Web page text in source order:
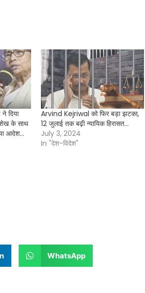
ने दिया
शेख के साथ
आदेश…
Arvind Kejriwal को फिर बड़ा झटका,
12 जुलाई तक बढ़ी न्यायिक हिरासत…
July 3, 2024
In "देश-विदेश"
WhatsApp